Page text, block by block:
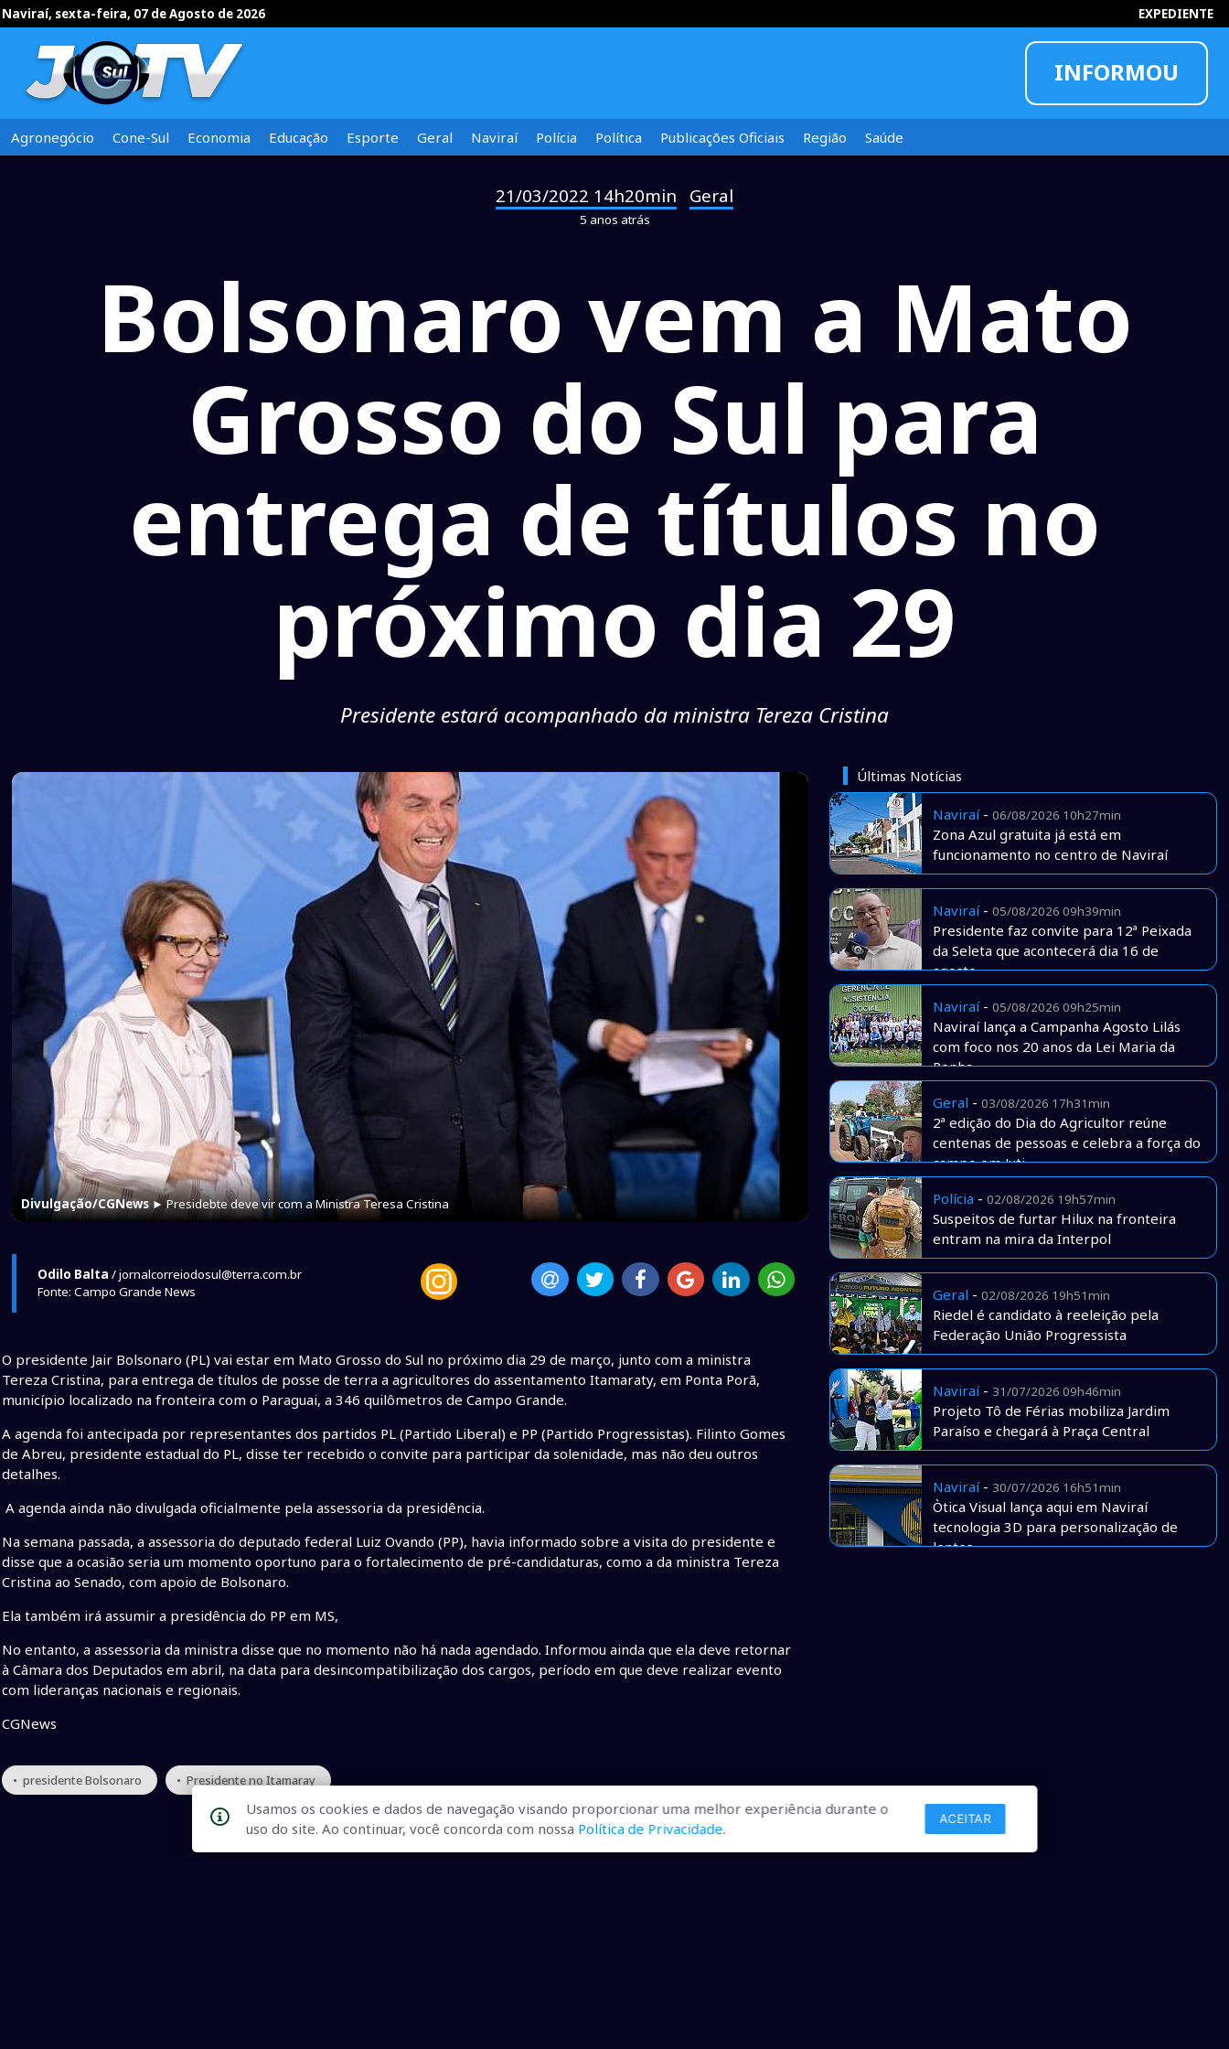
Naviraí, sexta-feira, 07 de Agosto de 2026 EXPEDIENTE
INFORMOU
Agronegócio Cone-Sul Economia Educação Esporte Geral Naviraí Polícia Política Publicações Oficiais Região Saúde
21/03/2022 14h20min Geral
5 anos atrás
Bolsonaro vem a Mato
Grosso do Sul para
entrega de títulos no
próximo dia 29
Presidente estará acompanhado da ministra Tereza Cristina
Divulgação/CGNews► Presidebte deve vir com a Ministra Teresa Cristina
Odilo Balta / jornalcorreiodosul@terra.com.br
Fonte: Campo Grande News
O presidente Jair Bolsonaro (PL) vai estar em Mato Grosso do Sul no próximo dia 29 de março, junto com a ministra
Tereza Cristina, para entrega de títulos de posse de terra a agricultores do assentamento Itamaraty, em Ponta Porã,
município localizado na fronteira com o Paraguai, a 346 quilômetros de Campo Grande.
A agenda foi antecipada por representantes dos partidos PL (Partido Liberal) e PP (Partido Progressistas). Filinto Gomes
de Abreu, presidente estadual do PL, disse ter recebido o convite para participar da solenidade, mas não deu outros
detalhes.
A agenda ainda não divulgada oficialmente pela assessoria da presidência.
Na semana passada, a assessoria do deputado federal Luiz Ovando (PP), havia informado sobre a visita do presidente e
disse que a ocasião seria um momento oportuno para o fortalecimento de pré-candidaturas, como a da ministra Tereza
Cristina ao Senado, com apoio de Bolsonaro.
Ela também irá assumir a presidência do PP em MS,
No entanto, a assessoria da ministra disse que no momento não há nada agendado. Informou ainda que ela deve retornar
à Câmara dos Deputados em abril, na data para desincompatibilização dos cargos, período em que deve realizar evento
com lideranças nacionais e regionais.
CGNews
• presidente Bolsonaro • Presidente no Itamaray
Últimas Notícias
Naviraí- 06/08/2026 10h27min
Zona Azul gratuita já está em
funcionamento no centro de Naviraí
Naviraí- 05/08/2026 09h39min
Presidente faz convite para 12ª Peixada
da Seleta que acontecerá dia 16 de
agosto
Naviraí- 05/08/2026 09h25min
Naviraí lança a Campanha Agosto Lilás
com foco nos 20 anos da Lei Maria da
Penha
Geral - 03/08/2026 17h31min
2ª edição do Dia do Agricultor reúne
centenas de pessoas e celebra a força do
campo em Juti
Polícia - 02/08/2026 19h57min
Suspeitos de furtar Hilux na fronteira
entram na mira da Interpol
Geral - 02/08/2026 19h51min
Riedel é candidato à reeleição pela
Federação União Progressista
Naviraí- 31/07/2026 09h46min
Projeto Tô de Férias mobiliza Jardim
Paraíso e chegará à Praça Central
Naviraí- 30/07/2026 16h51min
Òtica Visual lança aqui em Naviraí
tecnologia 3D para personalização de
lentes
Usamos os cookies e dados de navegação visando proporcionar uma melhor experiência durante o
uso do site. Ao continuar, você concorda com nossa Política de Privacidade.
ACEITAR